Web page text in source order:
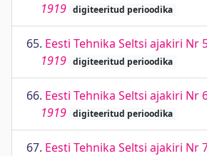
1919 digiteeritud perioodika
65. Eesti Tehnika Seltsi ajakiri Nr
1919 digiteeritud perioodika
66. Eesti Tehnika Seltsi ajakiri Nr
1919 digiteeritud perioodika
67. Eesti Tehnika Seltsi ajakiri Nr